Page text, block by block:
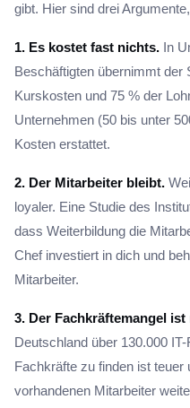
gibt. Hier sind drei
1. Es kostet fast nichts. In
Beschäftigten übernimmt der
Kurskosten und 75 % der
Unternehmen (50 bis unter
Kosten erstattet.
2. Der Mitarbeiter bleibt.
loyaler. Eine Studie des
dass Weiterbildung die
Chef investiert in dich und
Mitarbeiter.
3. Der Fachkräftemangel ist
Deutschland über 130.000
Fachkräfte zu finden ist teuer
vorhandenen Mitarbeiter